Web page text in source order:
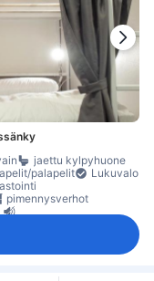
jaettu kylpyhuone
palapelit
Lukuvalo
pimennysverhot